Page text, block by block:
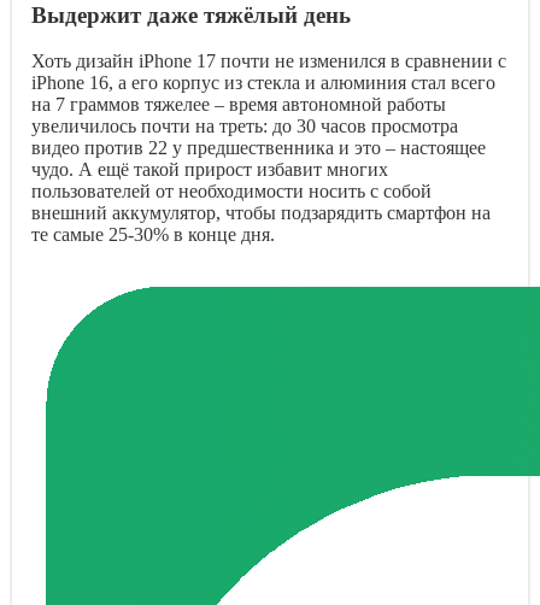
Выдержит даже тяжёлый день
Хоть дизайн iPhone 17 почти не изменился в сравнении с
iPhone 16, а его корпус из стекла и алюминия стал всего
на 7 граммов тяжелее – время автономной работы
увеличилось почти на треть: до 30 часов просмотра
видео против 22 у предшественника и это – настоящее
чудо. А ещё такой прирост избавит многих
пользователей от необходимости носить с собой
внешний аккумулятор, чтобы подзарядить смартфон на
те самые 25-30% в конце дня.